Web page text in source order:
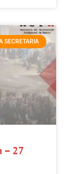
SECRETARIA
– 27